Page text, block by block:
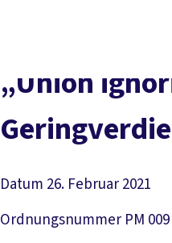
„Union
Datum 26. Februar 2021
Ordnungsnummer PM 009